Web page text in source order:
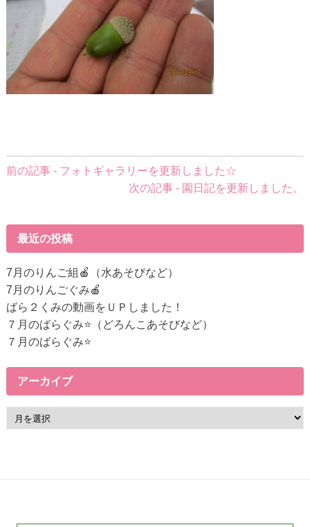
前
へ
の
リ
ン
ク
前の記事 - フォトギャラリーを更新しました☆
次の記事 - 園日記を更新しました。
最近の投稿
7月のりんご組🍎（水あそびなど）
7月のりんごぐみ🍎
ばら２くみの動画をＵＰしました！
７月のばらぐみ⭐（どろんこあそびなど）
７月のばらぐみ⭐
アーカイブ
ー
ブ